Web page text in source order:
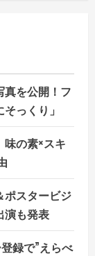
真を公開！フ
っくり」
味の素×スキ
ポスタービジ
演も発表
録で”えらべ